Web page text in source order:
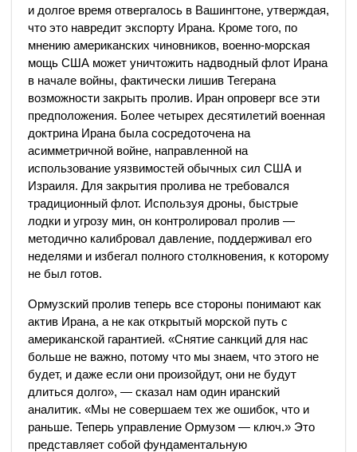
и долгое время отвергалось в Вашингтоне, утверждая,
что это навредит экспорту Ирана. Кроме того, по
мнению американских чиновников, военно-морская
мощь США может уничтожить надводный флот Ирана
в начале войны, фактически лишив Тегерана
возможности закрыть пролив. Иран опроверг все эти
предположения. Более четырех десятилетий военная
доктрина Ирана была сосредоточена на
асимметричной войне, направленной на
использование уязвимостей обычных сил США и
Израиля. Для закрытия пролива не требовался
традиционный флот. Используя дроны, быстрые
лодки и угрозу мин, он контролировал пролив —
методично калибровал давление, поддерживал его
неделями и избегал полного столкновения, к которому
не был готов.
Ормузский пролив теперь все стороны понимают как
актив Ирана, а не как открытый морской путь с
американской гарантией. «Снятие санкций для нас
больше не важно, потому что мы знаем, что этого не
будет, и даже если они произойдут, они не будут
длиться долго», — сказал нам один иранский
аналитик. «Мы не совершаем тех же ошибок, что и
раньше. Теперь управление Ормузом — ключ.» Это
представляет собой фундаментальную